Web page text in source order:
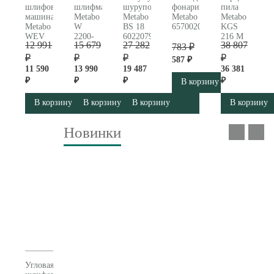
шлифовальная
машина
Metabo
WEV
850-
125
(603611000)
12 991
₽
11 590
₽
В корзину
шлифмашина
Metabo
W
2200-
230
(606435010)
15 679
₽
13 990
₽
В корзину
шуруповерт
Metabo
BS 18
602207950
27 282
₽
19 487
₽
В корзину
фонарик
Metabo
657002000
783 ₽
587 ₽
В корзину
пила
Metabo
KGS
216 M
619260000
38 807
₽
36 381
₽
В корзину
Угловая
Новинки